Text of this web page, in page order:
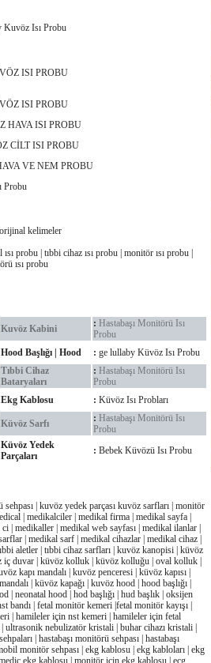
Kuvöz Isı Probu
ISI PROBU
ISI PROBU
HAVA ISI PROBU
CİLT ISI PROBU
VE NEM PROBU
Probu
kelimeler
probu | tıbbi cihaz ısı probu | monitör ısı probu |
ısı probu
Kuvöz Kabini : Hastabaşı Monitörü Isı
Probu
Hood Başlığı | Hood : ge lullaby Küvöz Isı Probu
Tıbbi Cihaz
Bataryaları
: Hastabaşı Monitörü Isı
Probu
Ekg Kablosu : Küvöz Isı Probları
Küvöz Sarfı : Hastabaşı Monitörü Isı
Probu
Küvöz Yedek
Parçaları
: Bebek Küvözü Isı Probu
| kuvöz yedek parçası kuvöz sarfları | monitör
| medikalciler | medikal firma | medikal sayfa |
| medikaller | medikal web sayfası | medikal ilanlar |
| medikal sarf | medikal cihazlar | medikal cihaz |
aletler | tıbbi cihaz sarfları | kuvöz kanopisi | küvöz
iç duvar | küvöz kolluk | küvöz kolluğu | oval kolluk |
kapı mandalı | kuvöz penceresi | küvöz kapısı |
| küvöz kapağı | kuvöz hood | hood başlığı |
| neonatal hood | hod başlığı | hud başlık | oksijen
bandı | fetal monitör kemeri |fetal monitör kayışı |
| hamileler için nst kemeri | hamileler için fetal
nebulizatör kristali | buhar cihazı kristali |
| hastabaşı monitörü sehpası | hastabaşı
monitör sehpası | ekg kablosu | ekg kabloları | ekg
ekg kablosu | monitör için ekg kablosu | ecg